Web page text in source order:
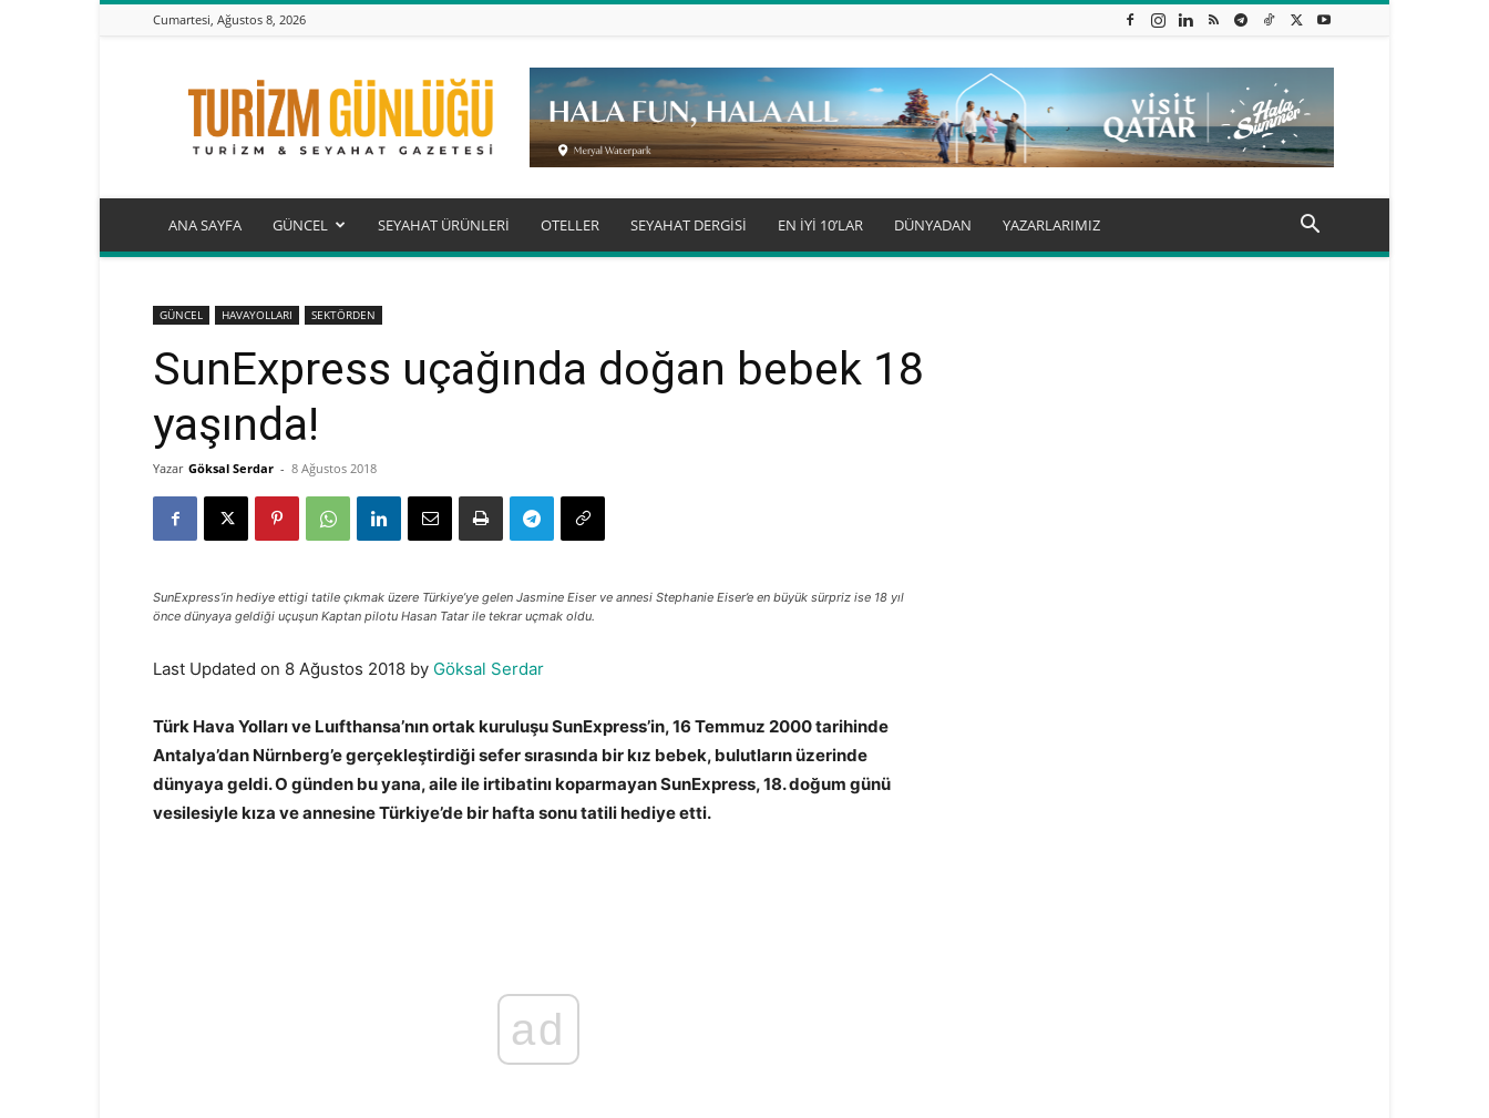
Cumartesi, Ağustos 8, 2026
Turizm
Günlüğü
ANA SAYFA GÜNCEL SEYAHAT ÜRÜNLERİ OTELLER SEYAHAT DERGİSİ EN İYİ 10’LAR DÜNYADAN YAZARLARIMIZ
GÜNCEL HAVAYOLLARI SEKTÖRDEN
SunExpress uçağında doğan bebek 18
yaşında!
Yazar Göksal Serdar - 8 Ağustos 2018
SunExpress’in hediye ettigi tatile çıkmak üzere Türkiye’ye gelen Jasmine Eiser ve annesi Stephanie Eiser’e en büyük sürpriz ise 18 yıl
önce dünyaya geldiği uçuşun Kaptan pilotu Hasan Tatar ile tekrar uçmak oldu.
Last Updated on 8 Ağustos 2018 by Göksal Serdar
Türk Hava Yolları ve Luıfthansa’nın ortak kuruluşu SunExpress’in, 16 Temmuz 2000 tarihinde
Antalya’dan Nürnberg’e gerçekleştirdiği sefer sırasında bir kız bebek, bulutların üzerinde
dünyaya geldi. O günden bu yana, aile ile irtibatinı koparmayan SunExpress, 18. doğum günü
vesilesiyle kıza ve annesine Türkiye’de bir hafta sonu tatili hediye etti.
ad